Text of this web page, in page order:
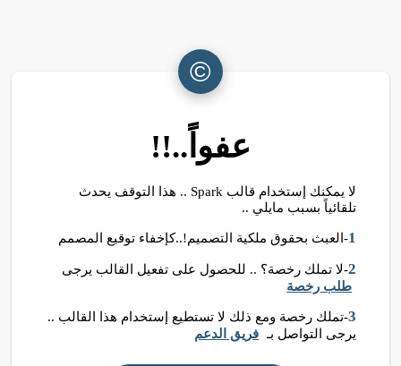
©
عفواً..!!
لا يمكنك إستخدام قالب Spark .. هذا التوقف يحدث
تلقائياً بسبب مايلي ..
1-العبث بحقوق ملكية التصميم!..كإخفاء توقيع المصمم
2-لا تملك رخصة؟ .. للحصول على تفعيل القالب يرجى
طلب رخصة
3-تملك رخصة ومع ذلك لا تستطيع إستخدام هذا القالب ..
يرجى التواصل بـ فريق الدعم